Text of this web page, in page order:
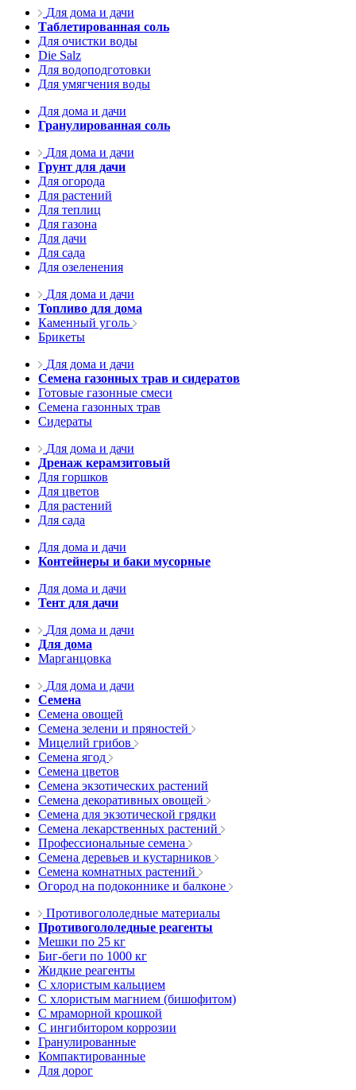
Для дома и дачи
Таблетированная соль
Для очистки воды
Die Salz
Для водоподготовки
Для умягчения воды
Для дома и дачи
Гранулированная соль
Для дома и дачи
Грунт для дачи
Для огорода
Для растений
Для теплиц
Для газона
Для дачи
Для сада
Для озеленения
Для дома и дачи
Топливо для дома
Каменный уголь
Брикеты
Для дома и дачи
Семена газонных трав и сидератов
Готовые газонные смеси
Семена газонных трав
Сидераты
Для дома и дачи
Дренаж керамзитовый
Для горшков
Для цветов
Для растений
Для сада
Для дома и дачи
Контейнеры и баки мусорные
Для дома и дачи
Тент для дачи
Для дома и дачи
Для дома
Марганцовка
Для дома и дачи
Семена
Семена овощей
Семена зелени и пряностей
Мицелий грибов
Семена ягод
Семена цветов
Семена экзотических растений
Семена декоративных овощей
Семена для экзотической грядки
Семена лекарственных растений
Профессиональные семена
Семена деревьев и кустарников
Семена комнатных растений
Огород на подоконнике и балконе
Противогололедные материалы
Противогололедные реагенты
Мешки по 25 кг
Биг-беги по 1000 кг
Жидкие реагенты
С хлористым кальцием
С хлористым магнием (бишофитом)
С мраморной крошкой
С ингибитором коррозии
Гранулированные
Компактированные
Для дорог